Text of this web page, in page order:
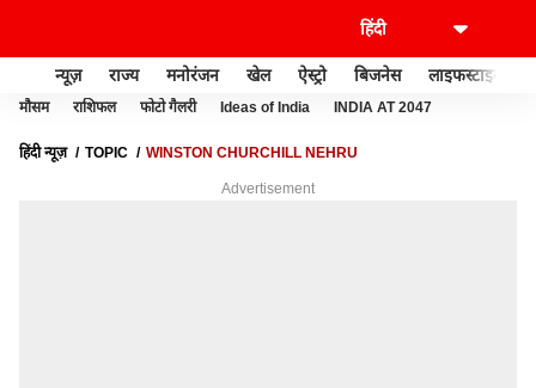
न्यूज़ राज्य मनोरंजन खेल ऐस्ट्रो बिजनेस लाइफस्टाइल
मौसम राशिफल फोटो गैलरी Ideas of India INDIA AT 2047
हिंदी न्यूज़ TOPIC WINSTON CHURCHILL NEHRU
Advertisement